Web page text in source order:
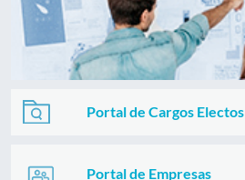
Portal de Cargos Electos
Portal de Empresas